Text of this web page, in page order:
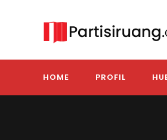
HOME PROFIL